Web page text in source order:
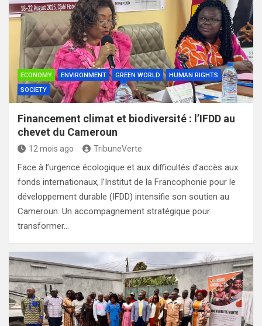
ECONOMY ENVIRONMENT GREEN WORLD
HUMAN RIGHTS
SOCIETY
Financement climat et biodiversité : l’IFDD au
chevet du Cameroun
12 mois ago TribuneVerte
Face à l’urgence écologique et aux difficultés d’accès aux
fonds internationaux, l’Institut de la Francophonie pour le
développement durable (IFDD) intensifie son soutien au
Cameroun. Un accompagnement stratégique pour
transformer…